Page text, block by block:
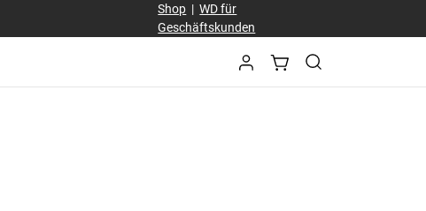
Shop |WD für
Geschäftskunden